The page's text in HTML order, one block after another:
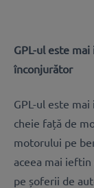
GPL-ul este
înconjurător
GPL-ul este
cheie față de
motorului pe
aceea mai
pe șoferii de